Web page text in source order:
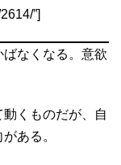
”]
ばなくなる。意欲
くものだが、自
ある。